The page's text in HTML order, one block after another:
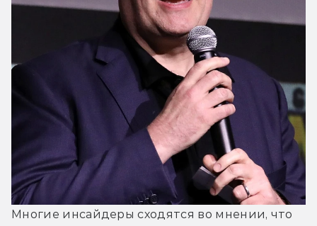
Многие инсайдеры сходятся во мнении, что